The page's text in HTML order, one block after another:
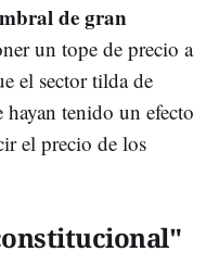
de gran
un tope de precio a
el sector tilda de
tenido un efecto
el precio de los